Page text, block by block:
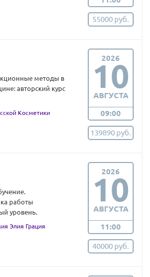
55000 руб.
методы в
авторский курс
Косметики
2026
10
АВГУСТА
09:00
139890 руб.
работы
уровень.
Элия Грация
2026
10
АВГУСТА
11:00
40000 руб.